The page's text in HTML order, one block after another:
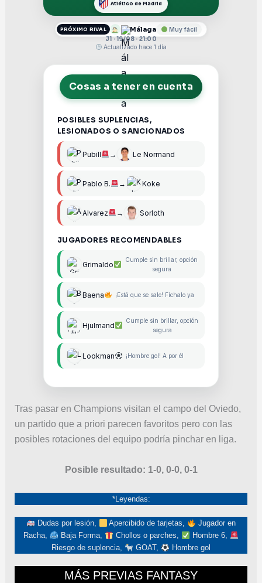
Atlético de Madrid
PRÓXIMO RIVAL Málaga
Muy fácil
J1 · 19/08 · 21:00
Actualizado hace 1 día
Cosas a tener en cuenta
POSIBLES SUPLENCIAS,
LESIONADOS O SANCIONADOS
Pubill → Le Normand
Pablo B. → Koke
Alvarez → Sorloth
JUGADORES RECOMENDABLES
Grimaldo
Cumple sin brillar, opción
segura
Baena ¡Está que se sale! Fíchalo ya
Hjulmand
Cumple sin brillar, opción
segura
Lookman ¡Hombre gol! A por él
Tras pasar en Champions visitan el campo del Oviedo,
un partido que a priori parecen favoritos pero con las
posibles rotaciones del equipo podría pinchar en liga.
Posible resultado: 1-0, 0-0, 0-1
*Leyendas:
Dudas por lesión, Apercibido de tarjetas,
Jugador en
Racha,
Baja Forma, Chollos o parches,
Hombre 6,
Riesgo de suplencia,
GOAT, Hombre gol
MÁS PREVIAS FANTASY